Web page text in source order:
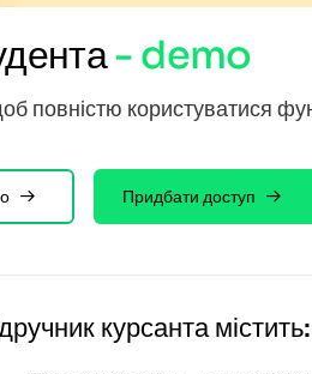
- demo
повністю користуватися
Придбати доступ
курсанта містить: